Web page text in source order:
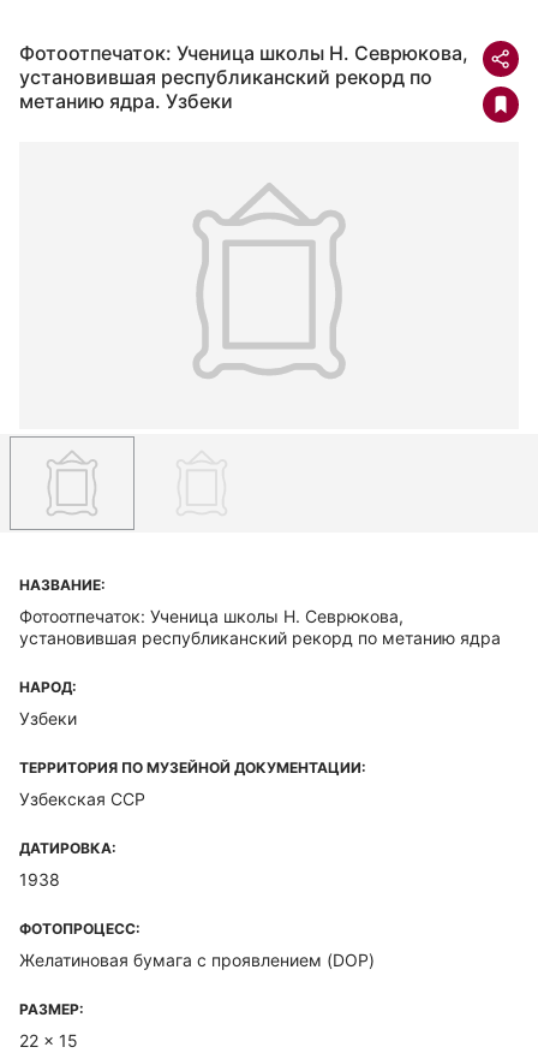
Фотоотпечаток: Ученица школы Н. Севрюкова,
установившая республиканский рекорд по
метанию ядра. Узбеки
НАЗВАНИЕ:
Фотоотпечаток: Ученица школы Н. Севрюкова,
установившая республиканский рекорд по метанию ядра
НАРОД:
Узбеки
ТЕРРИТОРИЯ ПО МУЗЕЙНОЙ ДОКУМЕНТАЦИИ:
Узбекская ССР
ДАТИРОВКА:
1938
ФОТОПРОЦЕСС:
Желатиновая бумага с проявлением (DOP)
РАЗМЕР:
22 x 15